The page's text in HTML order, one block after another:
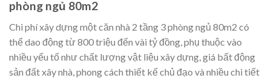
phòng ngủ, cần để ý tổng quan các yếu tố như đóng cửa ra
vào đúng hướng, tạo không gian thông thoáng cho ánh sáng
và không khí tự nhiên đi vào, và trang trí nội thất hài hòa, tinh
tế. Bạn nên hỏi ý kiến của thầy phong thuỷ và những người có
chuyên môn.